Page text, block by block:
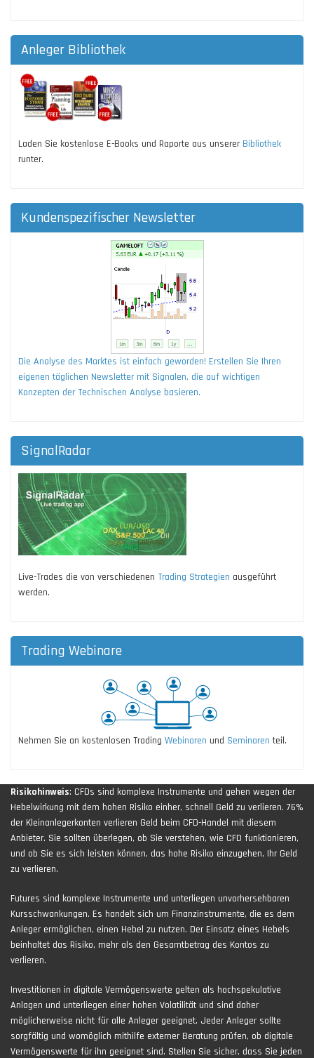
Anleger Bibliothek
Laden Sie kostenlose E-Books und Raporte aus unserer Bibliothek
runter.
Kundenspezifischer Newsletter
Die Analyse des Marktes ist einfach geworden! Erstellen Sie Ihren
eigenen täglichen Newsletter mit Signalen, die auf wichtigen
Konzepten der Technischen Analyse basieren.
SignalRadar
Live-Trades die von verschiedenen Trading Strategien ausgeführt
werden.
Trading Webinare
Nehmen Sie an kostenlosen Trading Webinaren und Seminaren teil.
Risikohinweis: CFDs sind komplexe Instrumente und gehen wegen der
Hebelwirkung mit dem hohen Risiko einher, schnell Geld zu verlieren. 76%
der Kleinanlegerkonten verlieren Geld beim CFD-Handel mit diesem
Anbieter. Sie sollten überlegen, ob Sie verstehen, wie CFD funktionieren,
und ob Sie es sich leisten können, das hohe Risiko einzugehen, Ihr Geld
zu verlieren.
Futures sind komplexe Instrumente und unterliegen unvorhersehbaren
Kursschwankungen. Es handelt sich um Finanzinstrumente, die es dem
Anleger ermöglichen, einen Hebel zu nutzen. Der Einsatz eines Hebels
beinhaltet das Risiko, mehr als den Gesamtbetrag des Kontos zu
verlieren.
Investitionen in digitale Vermögenswerte gelten als hochspekulative
Anlagen und unterliegen einer hohen Volatilität und sind daher
möglicherweise nicht für alle Anleger geeignet. Jeder Anleger sollte
sorgfältig und womöglich mithilfe externer Beratung prüfen, ob digitale
Vermögenswerte für ihn geeignet sind. Stellen Sie sicher, dass Sie jeden